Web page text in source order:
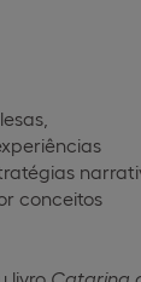
conceitos